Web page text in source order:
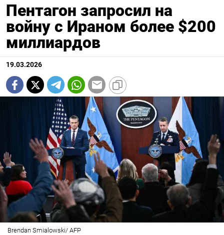
Пентагон запросил на
войну с Ираном более $200
миллиардов
19.03.2026
Brendan Smialowski/ AFP